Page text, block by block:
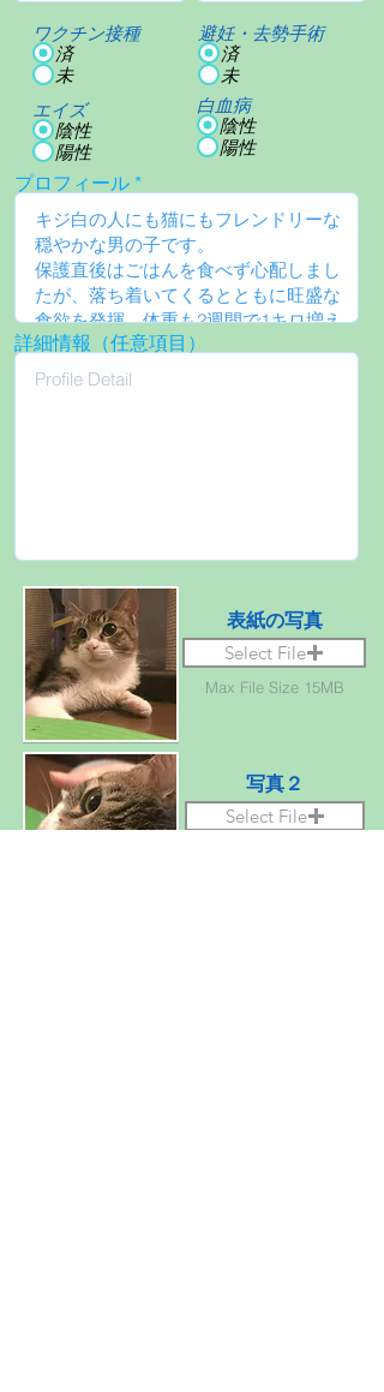
ワクチン接種
済
未
エイズ
陰性
陽性
避妊・去勢手術
済
未
白血病
陰性
陽性
プロフィール
詳細情報（任意項目）
表紙の写真
Select File
Max File Size 15MB
写真２
Select File